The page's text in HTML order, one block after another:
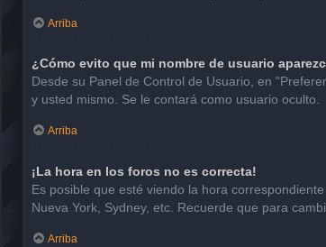
Arriba
¿Cómo evito que mi nombre de usuario
Desde su Panel de Control de Usuario, en
y usted mismo. Se le contará como usuario oculto.
Arriba
¡La hora en los foros no es correcta!
Es posible que esté viendo la hora
Nueva York, Sydney, etc. Recuerde que para
Arriba